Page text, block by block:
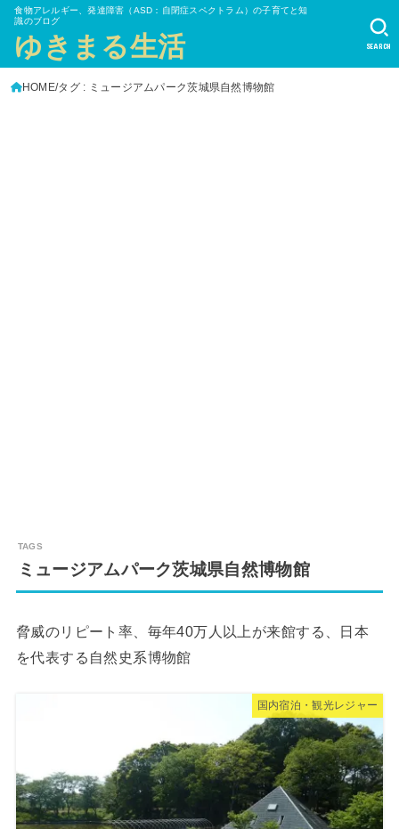
食物アレルギー、発達障害（ASD：自閉症スペクトラム）の子育てと知
識のブログ
ゆきまる生活 SEARCH
HOME タグ : ミュージアムパーク茨城県自然博物館
ミュージアムパーク茨城県自然博物館
脅威のリピート率、毎年40万人以上が来館する、日本
を代表する自然史系博物館
国内宿泊・観光レジャー